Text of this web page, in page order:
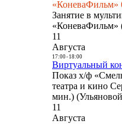
«КоневаФильм»
Занятие в
«КоневаФильм»
11
Августа
17:00- 18:00
Виртуальный
Показ х/ф
театра и кино
мин.)
11
Августа